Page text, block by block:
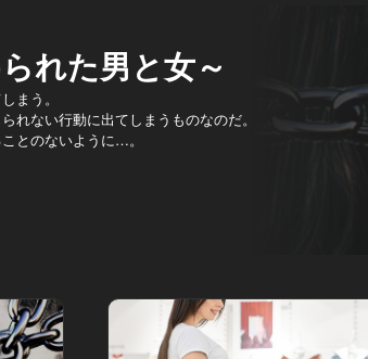
れた男と女～
まう。
れない行動に出てしまうものなのだ。
とのないように…。